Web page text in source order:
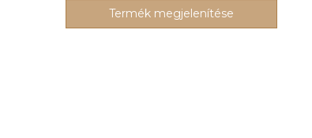
Termék megjelenítése